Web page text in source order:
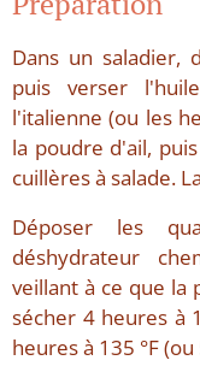
Dans un saladier,
puis verser
l'italienne (ou les
la poudre d'ail,
cuillères à salade.
Déposer les
déshydrateur
veillant à ce que la
sécher 4 heures à
heures à 135 °F (ou